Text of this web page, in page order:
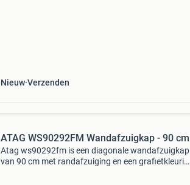
Nieuw Verzenden
ATAG WS90292FM Wandafzuigkap - 90 cm
Atag ws90292fm is een diagonale wandafzuigkap
van 90 cm met randafzuiging en een grafietkleurige